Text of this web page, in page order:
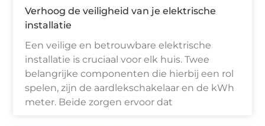
Verhoog de veiligheid van je elektrische
installatie
Een veilige en betrouwbare elektrische
installatie is cruciaal voor elk huis. Twee
belangrijke componenten die hierbij een rol
spelen, zijn de aardlekschakelaar en de kWh
meter. Beide zorgen ervoor dat